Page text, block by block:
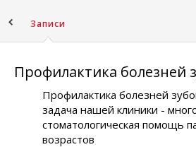
Записи
Профилактика болезней
Профилактика болезней
задача нашей клиники -
стоматологическая помощь
возрастов